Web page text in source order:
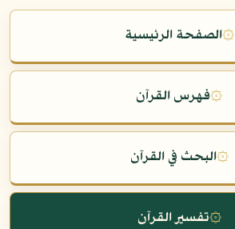
۞الصفحة الرئيسية
۞فهرس القرآن
۞البحث في القرآن
۞تفسير القرآن